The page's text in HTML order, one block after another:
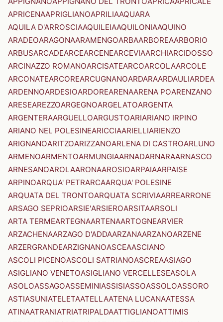
APRICENAAPRIGLIANOAPRILIAAQUARA
AQUILA D'ARROSCIAAQUILEIAAQUILONIAAQUINO
ARADEOARAGONAARAMENGOARBAARBOREAARBORIO
ARBUSARCADEARCEARCENEARCEVIAARCHIARCIDOSSO
ARCINAZZO ROMANOARCISATEARCOARCOLAARCOLE
ARCONATEARCOREARCUGNANOARDARAARDAULIARDEA
ARDENNOARDESIOARDOREARENAARENA POARENZANO
ARESEAREZZOARGEGNOARGELATOARGENTA
ARGENTERAARGUELLOARGUSTOARIARIANO IRPINO
ARIANO NEL POLESINEARICCIAARIELLIARIENZO
ARIGNANOARITZOARIZZANOARLENA DI CASTROARLUNO
ARMENOARMENTOARMUNGIAARNADARNARAARNASCO
ARNESANOAROLAARONAAROSIOARPAIAARPAISE
ARPINOARQUA' PETRARCAARQUA' POLESINE
ARQUATA DEL TRONTOARQUATA SCRIVIAARREARRONE
ARSAGO SEPRIOARSIE'ARSIEROARSITAARSOLI
ARTA TERMEARTEGNAARTENAARTOGNEARVIER
ARZACHENAARZAGO D'ADDAARZANAARZANOARZENE
ARZERGRANDEARZIGNANOASCEAASCIANO
ASCOLI PICENOASCOLI SATRIANOASCREAASIAGO
ASIGLIANO VENETOASIGLIANO VERCELLESEASOLA
ASOLOASSAGOASSEMINIASSISIASSOASSOLOASSORO
ASTIASUNIATELETAATELLAATENA LUCANAATESSA
ATINAATRANIATRIATRIPALDAATTIGLIANOATTIMIS